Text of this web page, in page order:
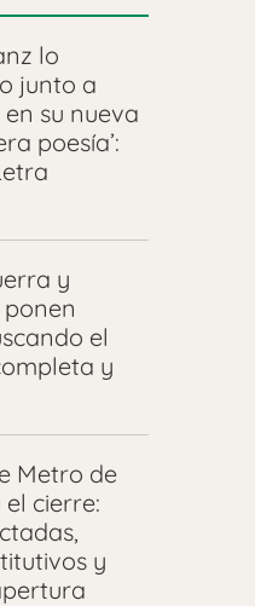
lo
junto a
su nueva
poesía’:
y
ponen
el
y
Metro de
cierre:
y